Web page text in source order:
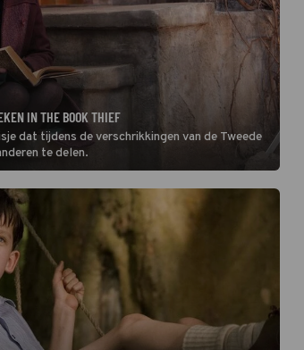
IN THE BOOK THIEF
dat tijdens de verschrikkingen van de Tweede
te delen.